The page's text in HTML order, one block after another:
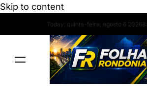
Skip to content
Today: quinta-feira, agosto 6 20268: